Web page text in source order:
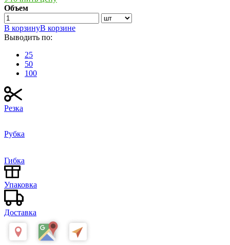
Объем
В корзинуВ корзине
Выводить по:
25
50
100
Резка
Рубка
Гибка
Упаковка
Доставка